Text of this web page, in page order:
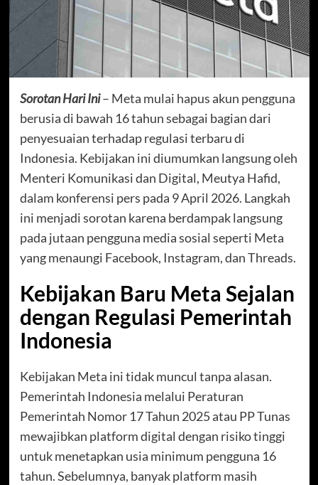
Sorotan Hari Ini– Meta mulai hapus akun pengguna
berusia di bawah 16 tahun sebagai bagian dari
penyesuaian terhadap regulasi terbaru di
Indonesia. Kebijakan ini diumumkan langsung oleh
Menteri Komunikasi dan Digital, Meutya Hafid,
dalam konferensi pers pada 9 April 2026. Langkah
ini menjadi sorotan karena berdampak langsung
pada jutaan pengguna media sosial seperti Meta
yang menaungi Facebook, Instagram, dan Threads.
Kebijakan Baru Meta Sejalan
dengan Regulasi Pemerintah
Indonesia
Kebijakan Meta ini tidak muncul tanpa alasan.
Pemerintah Indonesia melalui Peraturan
Pemerintah Nomor 17 Tahun 2025 atau PP Tunas
mewajibkan platform digital dengan risiko tinggi
untuk menetapkan usia minimum pengguna 16
tahun. Sebelumnya, banyak platform masih